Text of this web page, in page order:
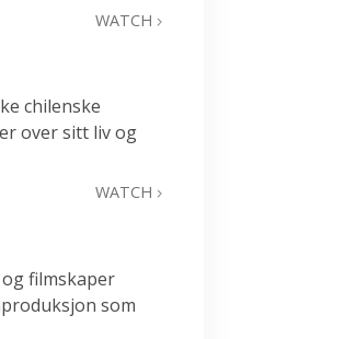
WATCH
chilenske
over sitt liv og
WATCH
filmskaper
som